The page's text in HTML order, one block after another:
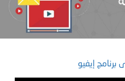
برنامج إيفيو